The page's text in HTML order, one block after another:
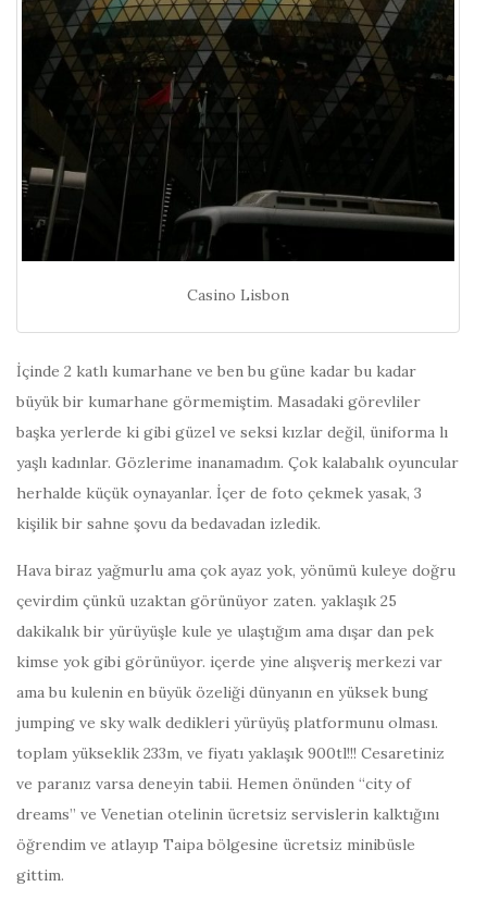
Casino Lisbon
İçinde 2 katlı kumarhane ve ben bu güne kadar bu kadar
büyük bir kumarhane görmemiştim. Masadaki görevliler
başka yerlerde ki gibi güzel ve seksi kızlar değil, üniforma lı
yaşlı kadınlar. Gözlerime inanamadım. Çok kalabalık oyuncular
herhalde küçük oynayanlar. İçer de foto çekmek yasak, 3
kişilik bir sahne şovu da bedavadan izledik.
Hava biraz yağmurlu ama çok ayaz yok, yönümü kuleye doğru
çevirdim çünkü uzaktan görünüyor zaten. yaklaşık 25
dakikalık bir yürüyüşle kule ye ulaştığım ama dışar dan pek
kimse yok gibi görünüyor. içerde yine alışveriş merkezi var
ama bu kulenin en büyük özeliği dünyanın en yüksek bung
jumping ve sky walk dedikleri yürüyüş platformunu olması.
toplam yükseklik 233m, ve fiyatı yaklaşık 900tl!!! Cesaretiniz
ve paranız varsa deneyin tabii. Hemen önünden “city of
dreams” ve Venetian otelinin ücretsiz servislerin kalktığını
öğrendim ve atlayıp Taipa bölgesine ücretsiz minibüsle
gittim.